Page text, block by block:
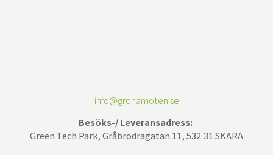
info@gronamoten.se
Besöks-/ Leveransadress:
Green Tech Park, Gråbrödragatan 11, 532 31 SKARA